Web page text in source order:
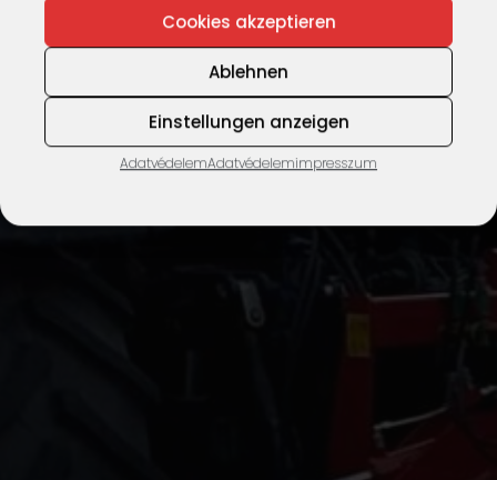
Cookies akzeptieren
Ablehnen
Einstellungen anzeigen
AdatvédelemAdatvédelemimpresszum
fedezze fel most